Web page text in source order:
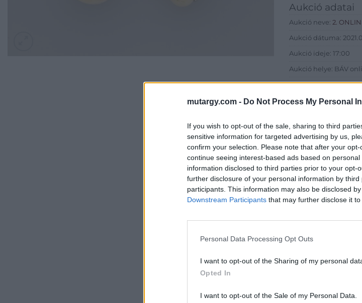
mutargy.com - Do Not Process My Personal
If you wish to opt-out of the sale, sharing to third
sensitive information for targeted advertising by us,
confirm your selection. Please note that after your
continue seeing interest-based ads based on
information disclosed to third parties prior to your opt-
further disclosure of your personal information by third
participants. This information may also be disclosed
Downstream Participants that may further disclose it
Personal Data Processing Opt Outs
I want to opt-out of the Sharing of my personal
Opted In
I want to opt-out of the Sale of my Personal Data.
Aukció adatai
Aukció neve: 2.
Aukció dátuma:
Aukció ideje: 17:00
Aukció helye: BÁV
Tételszám: 50
Bemutatkozás: Az
BÁV ZRt. óriási
műkereskedelem
műkereskedelem
műkereskedelmi
eladni, vagy venni